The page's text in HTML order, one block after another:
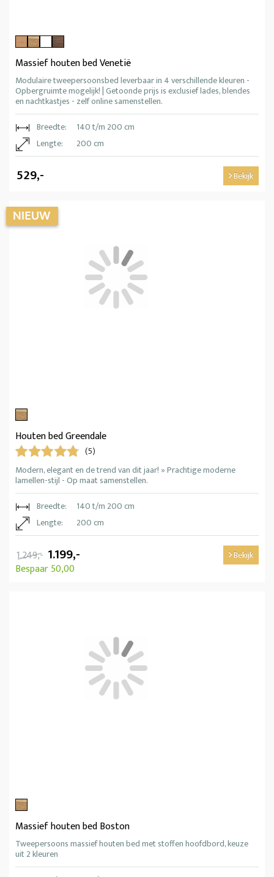
Massief houten bed Venetië
Modulaire tweepersoonsbed leverbaar in 4 verschillende kleuren -
Opbergruimte mogelijk! | Getoonde prijs is exclusief lades, blendes
en nachtkastjes - zelf online samenstellen.
Breedte:
140 t/m 200 cm
Lengte:
200 cm
529,- Bekijk
Houten bed Greendale
(5)
Modern, elegant en de trend van dit jaar! » Prachtige moderne
lamellen-stijl - Op maat samenstellen.
Breedte:
140 t/m 200 cm
Lengte:
200 cm
1.249,- 1.199,-
Bespaar 50,00
Bekijk
Massief houten bed Boston
Tweepersoons massief houten bed met stoffen hoofdbord, keuze
uit 2 kleuren